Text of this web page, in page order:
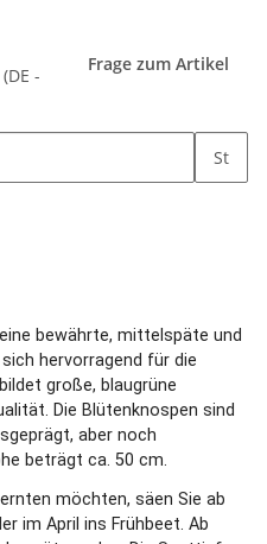
(DE -
Frage zum Artikel
St
bewährte, mittelspäte und
hervorragend für die
große, blaugrüne
Die Blütenknospen sind
aber noch
beträgt ca. 50 cm.
möchten, säen Sie ab
im April ins Frühbeet. Ab